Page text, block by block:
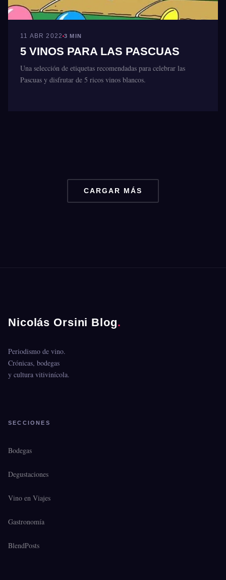
11 ABR 2022 3 MIN
5 VINOS PARA LAS PASCUAS
Una selección de etiquetas recomendadas para celebrar las
Pascuas y disfrutar de 5 ricos vinos blancos.
CARGAR MÁS
Nicolás Orsini Blog.
Periodismo de vino.
Crónicas, bodegas
y cultura vitivinícola.
SECCIONES
Bodegas
Degustaciones
Vino en Viajes
Gastronomía
BlendPosts